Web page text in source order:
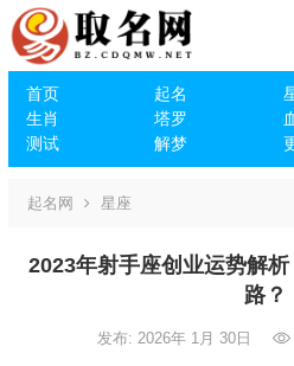
首页 起名
生肖
塔罗
测试
解梦
起名网 星座
2023年射手座创业运势解
路？
发布: 2026年 1月 30日